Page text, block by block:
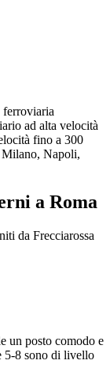
ferroviaria
ad alta velocità
fino a 300
Napoli,
a Roma
da Frecciarossa
un posto comodo e
5-8 sono di livello